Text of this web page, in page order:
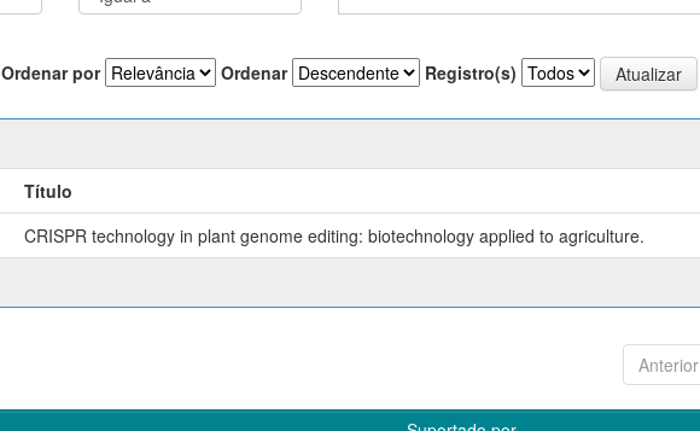
Ordenar por Ordenar Registro(s)
Título
CRISPR technology in plant genome editing: biotechnology applied to agriculture.
Anterior